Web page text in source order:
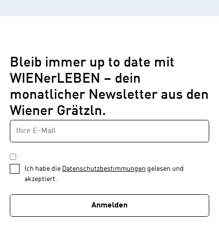
Bleib immer up to date mit
WIENerLEBEN – dein
monatlicher Newsletter aus den
Wiener Grätzln.
Newsletter
1
von
E-
MAIL-
ADRESSE
DATENSCHUTZBESTIMMUNGEN
*
Ich habe die Datenschutzbestimmungen gelesen und
akzeptiert.
Anmelden